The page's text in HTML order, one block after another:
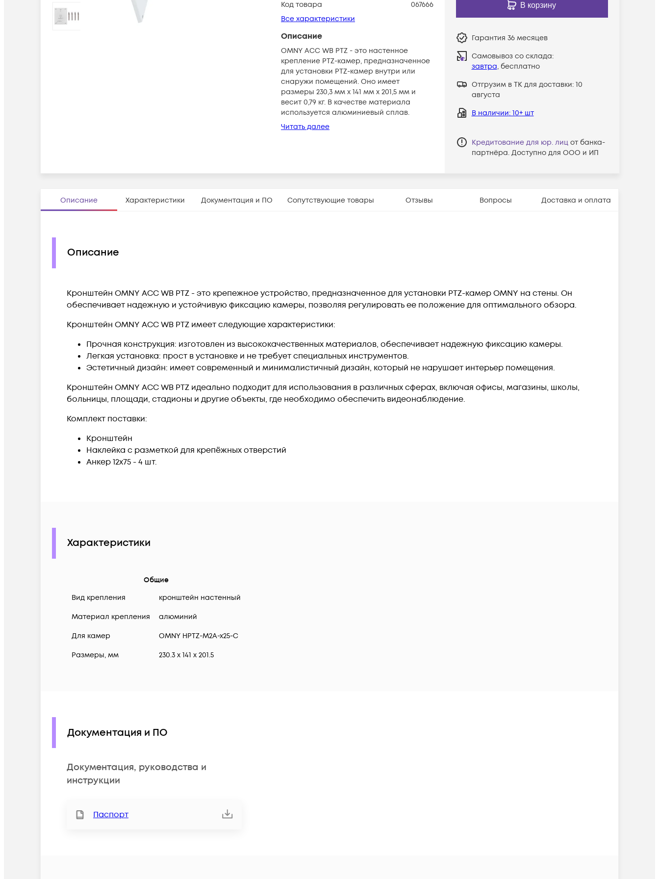
Код товара
067666
Все характеристики
Описание
OMNY ACC WB PTZ - это настенное
крепление PTZ-камер, предназначенное
для установки PTZ-камер внутри или
снаружи помещений. Оно имеет
размеры 230,3 мм x 141 мм x 201,5 мм и
весит 0,79 кг. В качестве материала
используется алюминиевый сплав.
Читать далее
В корзину
Гарантия 36 месяцев
Самовывоз со склада:
завтра, бесплатно
Отгрузим в ТК для доставки: 10
августа
В наличии: 10+ шт
Кредитование для юр. лиц от банка-
партнёра. Доступно для ООО и ИП
Описание Характеристики Документация и ПО Сопутствующие товары Отзывы Вопросы Доставка и оплата
Описание
Кронштейн OMNY ACC WB PTZ - это крепежное устройство, предназначенное для установки PTZ-камер OMNY на стены. Он
обеспечивает надежную и устойчивую фиксацию камеры, позволяя регулировать ее положение для оптимального обзора.
Кронштейн OMNY ACC WB PTZ имеет следующие характеристики:
Прочная конструкция: изготовлен из высококачественных материалов, обеспечивает надежную фиксацию камеры.
Легкая установка: прост в установке и не требует специальных инструментов.
Эстетичный дизайн: имеет современный и минималистичный дизайн, который не нарушает интерьер помещения.
Кронштейн OMNY ACC WB PTZ идеально подходит для использования в различных сферах, включая офисы, магазины, школы,
больницы, площади, стадионы и другие объекты, где необходимо обеспечить видеонаблюдение.
Комплект поставки:
Кронштейн
Наклейка с разметкой для крепёжных отверстий
Анкер 12x75 - 4 шт.
Характеристики
Общие
Вид крепления
кронштейн настенный
Материал крепления алюминий
Для камер OMNY HPTZ-M2A-x25-C
Размеры, мм 230.3 x 141 x 201.5
Документация и ПО
Документация, руководства и
инструкции
Паспорт